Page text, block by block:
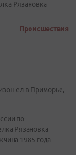
Рязановка
Происшествия
в Приморье,
по
Рязановка
1985 года